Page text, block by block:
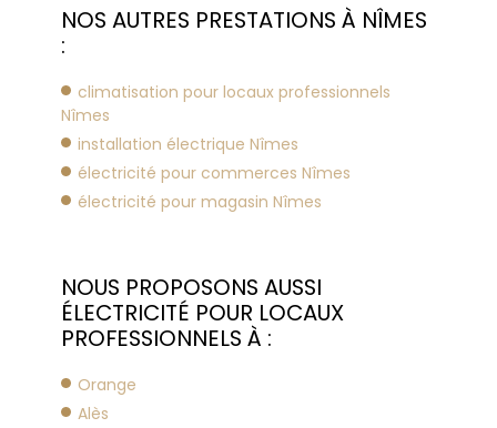
NOS AUTRES PRESTATIONS À NÎMES
:
climatisation pour locaux professionnels
Nîmes
installation électrique Nîmes
électricité pour commerces Nîmes
électricité pour magasin Nîmes
NOUS PROPOSONS AUSSI
ÉLECTRICITÉ POUR LOCAUX
PROFESSIONNELS À :
Orange
Alès